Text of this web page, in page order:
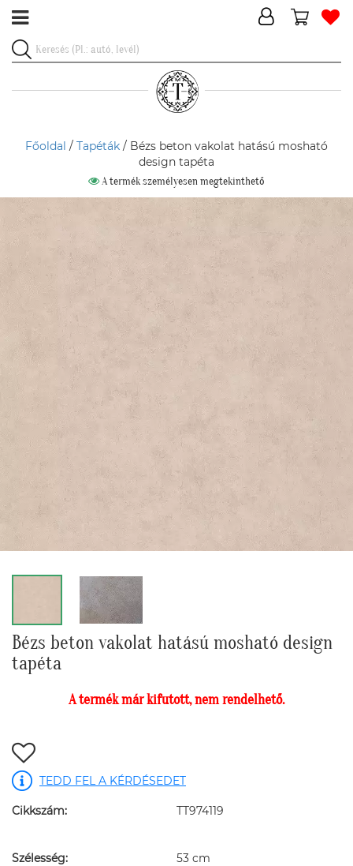
Főoldal / Tapéták / Bézs beton vakolat hatású mosható
design tapéta
A termék személyesen megtekinthető
Bézs beton vakolat hatású mosható design
tapéta
A termék már kifutott, nem rendelhető.
TEDD FEL A KÉRDÉSEDET
Cikkszám: TT974119
Szélesség:
53 cm